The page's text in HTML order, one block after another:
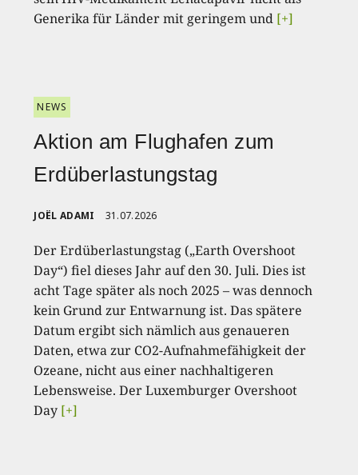
Generika für Länder mit geringem und [+]
NEWS
Aktion am Flughafen zum
Erdüberlastungstag
JOËL ADAMI 31.07.2026
Der Erdüberlastungstag („Earth Overshoot
Day“) fiel dieses Jahr auf den 30. Juli. Dies ist
acht Tage später als noch 2025 – was dennoch
kein Grund zur Entwarnung ist. Das spätere
Datum ergibt sich nämlich aus genaueren
Daten, etwa zur CO2-Aufnahmefähigkeit der
Ozeane, nicht aus einer nachhaltigeren
Lebensweise. Der Luxemburger Overshoot
Day [+]